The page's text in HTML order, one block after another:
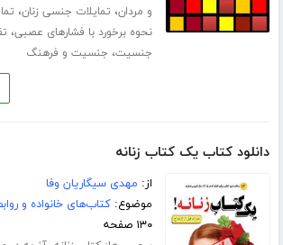
و مردان، تمایلات جنسی زنان،
نحوه برخورد با فشارهای عصبی،
جنسیت، جنسیت و فرهنگ
دانلود کتاب یک کتاب زنانه
از: مهدی سیگاریان وفا
موضوع:کتاب‌های خانواده و
۱۳۰ صفحه